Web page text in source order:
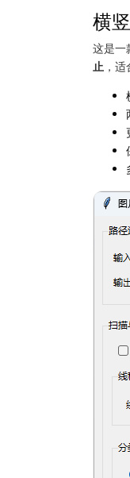
横
这是一
止 ，